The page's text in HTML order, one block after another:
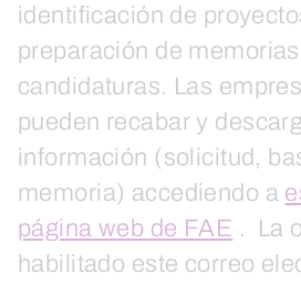
identificación de
preparación de
candidaturas. Las
pueden recabar y
información (solicitud,
memoria) accediendo a
página web de FAE . La
habilitado este correo